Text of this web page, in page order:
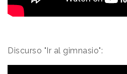
Discurso "Ir al gimnasio":